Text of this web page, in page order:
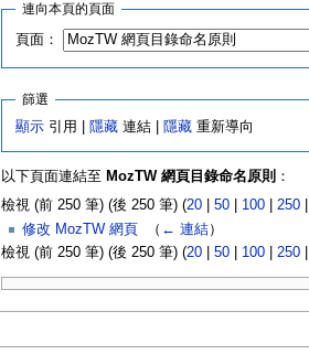
連向本頁的頁面
頁面：
篩選
顯示 引用 | 隱藏 連結 | 隱藏 重新導向
以下頁面連結至 MozTW 網頁目錄命名原則 ：
檢視 (前 250 筆) (後 250 筆) (20| 50| 100| 250
修改 MozTW 網頁
（ ← 連結）
檢視 (前 250 筆) (後 250 筆) (20| 50| 100| 250